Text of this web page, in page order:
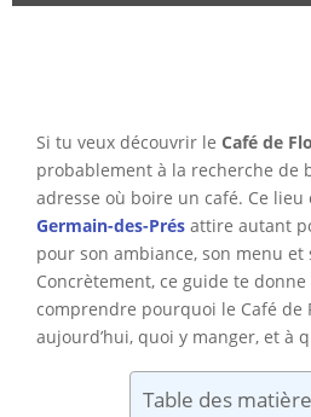
Si tu veux découvrir le Café de
probablement à la recherche de
adresse où boire un café. Ce
Germain-des-Prés attire autant
pour son ambiance, son menu
Concrètement, ce guide te
comprendre pourquoi le Café de
aujourd’hui, quoi y manger, et à
Table des